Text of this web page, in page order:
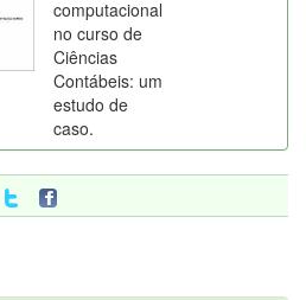
computacional
no curso de
Ciências
Contábeis: um
estudo de
caso.